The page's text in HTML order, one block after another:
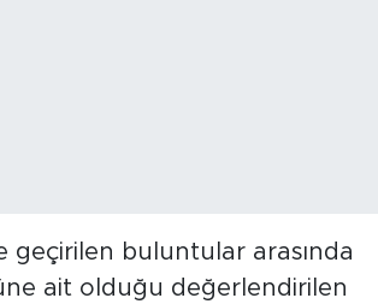
geçirilen buluntular arasında
ait olduğu değerlendirilen